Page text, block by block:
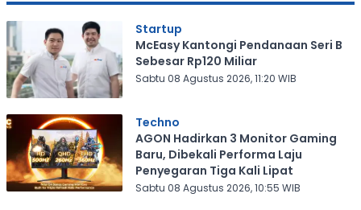
Startup
McEasy Kantongi Pendanaan Seri B
Sebesar Rp120 Miliar
Sabtu 08 Agustus 2026, 11:20 WIB
Techno
AGON Hadirkan 3 Monitor Gaming
Baru, Dibekali Performa Laju
Penyegaran Tiga Kali Lipat
Sabtu 08 Agustus 2026, 10:55 WIB